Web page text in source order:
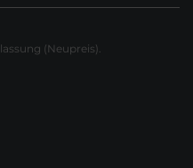
(Neupreis).